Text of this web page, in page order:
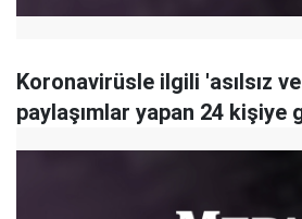
Koronavirüsle ilgili 'asılsız
paylaşımlar yapan 24 kişiye